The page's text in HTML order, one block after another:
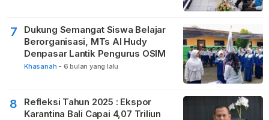
7
Dukung Semangat Siswa Belajar
Berorganisasi, MTs Al Hudy
Denpasar Lantik Pengurus OSIM
Khasanah - 6 bulan yang lalu
8
Refleksi Tahun 2025 : Ekspor
Karantina Bali Capai 4,07 Triliun